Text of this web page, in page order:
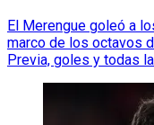
El Merengue goleó a
marco de los octavos
Previa, goles y todas